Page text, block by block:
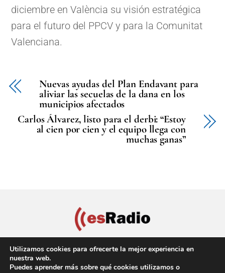
diciembre en València su visión estratégica
para el futuro del PPCV y para la Comunitat
Valenciana.
Nuevas ayudas del Plan Endavant para
aliviar las secuelas de la dana en los
municipios afectados
Carlos Álvarez, listo para el derbi: “Estoy
al cien por cien y el equipo llega con
muchas ganas”
Utilizamos cookies para ofrecerte la mejor experiencia en
nuestra web.
Puedes aprender más sobre qué cookies utilizamos o